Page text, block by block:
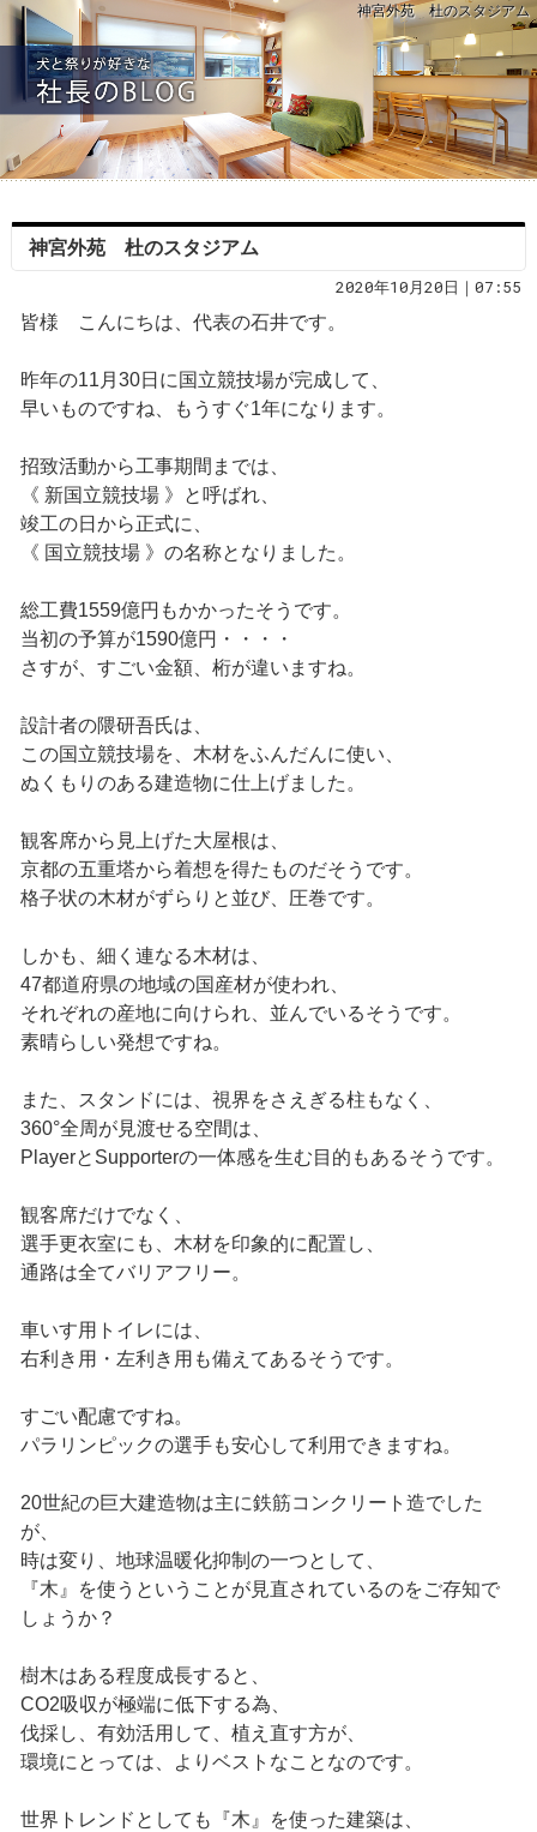
神宮外苑 杜のスタジアム
神宮外苑 杜のスタジアム
2020年10月20日｜07:55
皆様 こんにちは、代表の石井です。
昨年の11月30日に国立競技場が完成して、
早いものですね、もうすぐ1年になります。
招致活動から工事期間までは、
《 新国立競技場 》と呼ばれ、
竣工の日から正式に、
《 国立競技場 》の名称となりました。
総工費1559億円もかかったそうです。
当初の予算が1590億円・・・・
さすが、すごい金額、桁が違いますね。
設計者の隈研吾氏は、
この国立競技場を、木材をふんだんに使い、
ぬくもりのある建造物に仕上げました。
観客席から見上げた大屋根は、
京都の五重塔から着想を得たものだそうです。
格子状の木材がずらりと並び、圧巻です。
しかも、細く連なる木材は、
47都道府県の地域の国産材が使われ、
それぞれの産地に向けられ、並んでいるそうです。
素晴らしい発想ですね。
また、スタンドには、視界をさえぎる柱もなく、
360°全周が見渡せる空間は、
PlayerとSupporterの一体感を生む目的もあるそうです。
観客席だけでなく、
選手更衣室にも、木材を印象的に配置し、
通路は全てバリアフリー。
車いす用トイレには、
右利き用・左利き用も備えてあるそうです。
すごい配慮ですね。
パラリンピックの選手も安心して利用できますね。
20世紀の巨大建造物は主に鉄筋コンクリート造でした
が、
時は変り、地球温暖化抑制の一つとして、
『木』を使うということが見直されているのをご存知で
しょうか？
樹木はある程度成長すると、
CO2吸収が極端に低下する為、
伐採し、有効活用して、植え直す方が、
環境にとっては、よりベストなことなのです。
世界トレンドとしても『木』を使った建築は、